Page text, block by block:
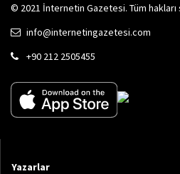
© 2021 İnternetin Gazetesi. Tüm hakları
info@internetingazetesi.com
+90 212 2505455
Yazarlar